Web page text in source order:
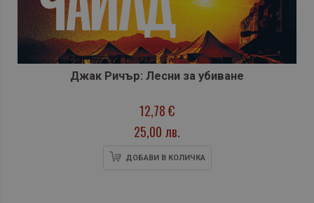
Джак Ричър: Лесни за убиване
12,78 €
25,00 лв.
ДОБАВИ В КОЛИЧКА